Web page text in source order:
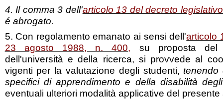
4. Il comma 3 dell'articolo 13 del decreto
é abrogato.
5. Con regolamento emanato ai sensi dell'articolo
23 agosto 1988, n. 400, su proposta del
dell'università e della ricerca, si provvede al
vigenti per la valutazione degli studenti,tenendo
specifici di apprendimento e della disabilità
eventuali ulteriori modalità applicative del presente